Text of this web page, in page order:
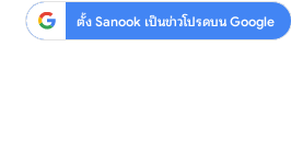
ตั้ง Sanook เป็นข่าวโปรดบน Google